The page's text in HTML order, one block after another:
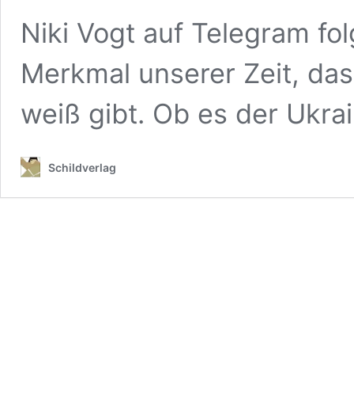
Niki Vogt auf Telegram
Merkmal unserer Zeit,
weiß gibt. Ob es der
Schildverlag